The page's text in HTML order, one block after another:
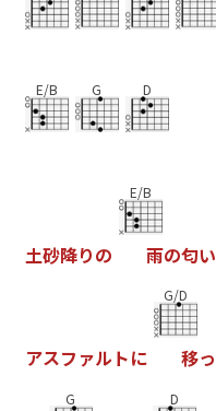
E/B G D
土砂降りの
E/B
雨の匂い
アスフ ァル トに
G/D
移っ
G D